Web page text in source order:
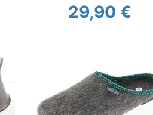
Hausschuh
29,90 €